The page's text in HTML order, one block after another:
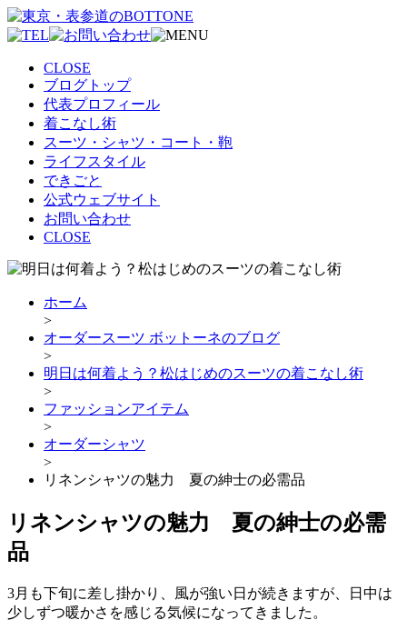
CLOSE
ブログトップ
代表プロフィール
着こなし術
スーツ・シャツ・コート・鞄
ライフスタイル
できごと
公式ウェブサイト
お問い合わせ
CLOSE
ホーム
>
オーダースーツ ボットーネのブログ
>
明日は何着よう？松はじめのスーツの着こなし術
>
ファッションアイテム
>
オーダーシャツ
>
リネンシャツの魅力 夏の紳士の必需品
リネンシャツの魅力 夏の紳士の必需
品
3月も下旬に差し掛かり、風が強い日が続きますが、日中は
少しずつ暖かさを感じる気候になってきました。